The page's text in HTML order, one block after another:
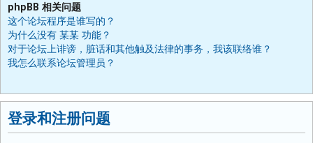
phpBB 相关问题
这个论坛程序是谁写的？
为什么没有 某某 功能？
对于论坛上诽谤，脏话和其他触及法律的事务，我该联络谁？
我怎么联系论坛管理员？
登录和注册问题